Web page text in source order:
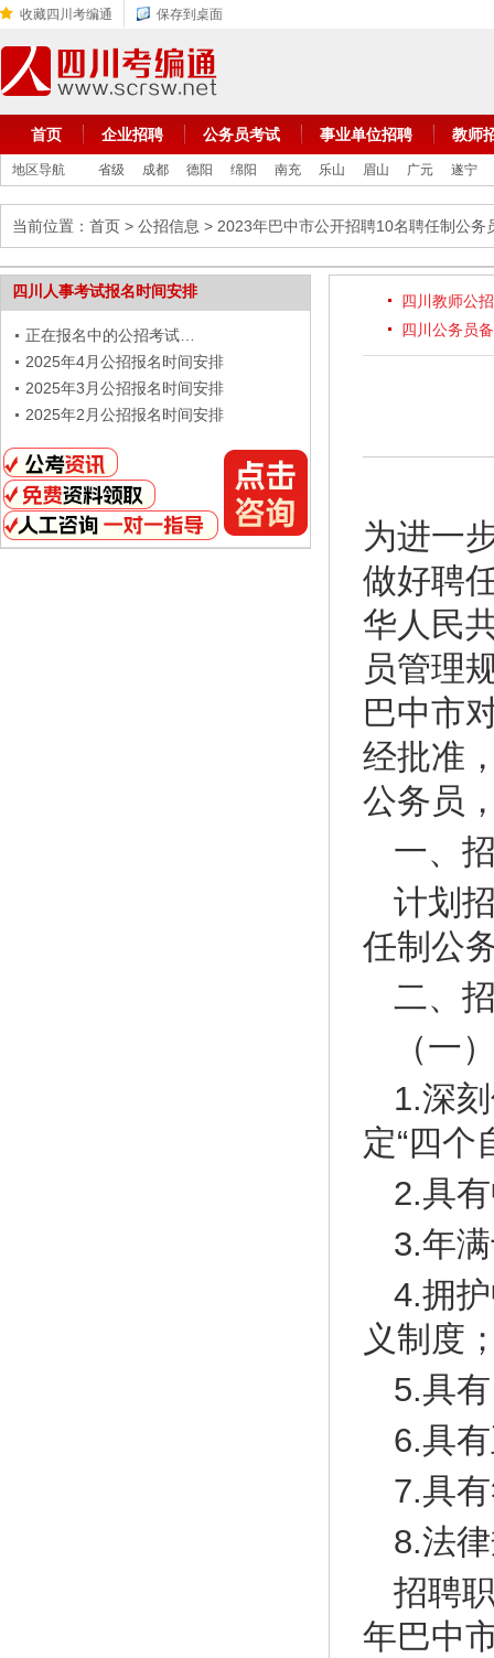
收藏四川考编通 保存到桌面
首页 企业招聘 公务员考试 事业单位招聘 教师
地区导航 省级 成都 德阳 绵阳 南充 乐山 眉山 广元 遂宁
当前位置： 首页 > 公招信息 > 2023年巴中市公开招聘10名聘任制公务
四川人事考试报名时间安排
正在报名中的公招考试…
2025年4月公招报名时间安排
2025年3月公招报名时间安排
2025年2月公招报名时间安排
四川教师公
四川公务员
为进一
做好聘
华人民
员管理
巴中市
经批准
公务员
一、
计划
任制公
二、
（一
1.深
定“四个
2.具
3.年
4.拥
义制度
5.具
6.具
7.具
8.法
招聘
年巴中